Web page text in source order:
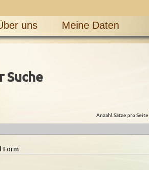
uns Meine Daten
Suche
Anzahl Sätze pro Seite
Form